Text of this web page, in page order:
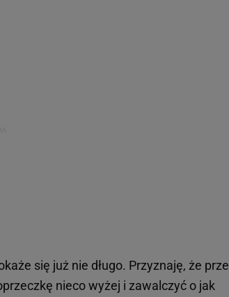
się już nie długo. Przyznaję, że
nieco wyżej i zawalczyć o jak